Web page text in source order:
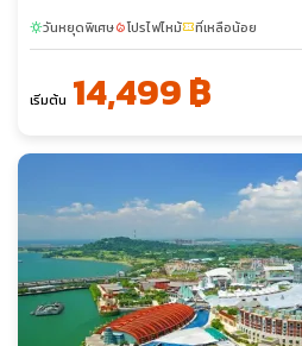
sunnyวันหยุดพิเศษlocal_fire_departmentโปรไฟไหม้confirmation_numberที่เหลือน้อย
เริ่มต้น 14,499 ฿